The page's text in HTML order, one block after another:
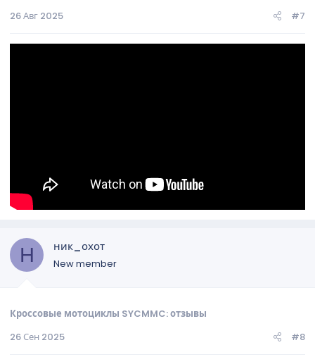
26 Авг 2025
#7
Н ник_охот
New member
Кроссовые мотоциклы SYCMMC: отзывы
26 Сен 2025
#8